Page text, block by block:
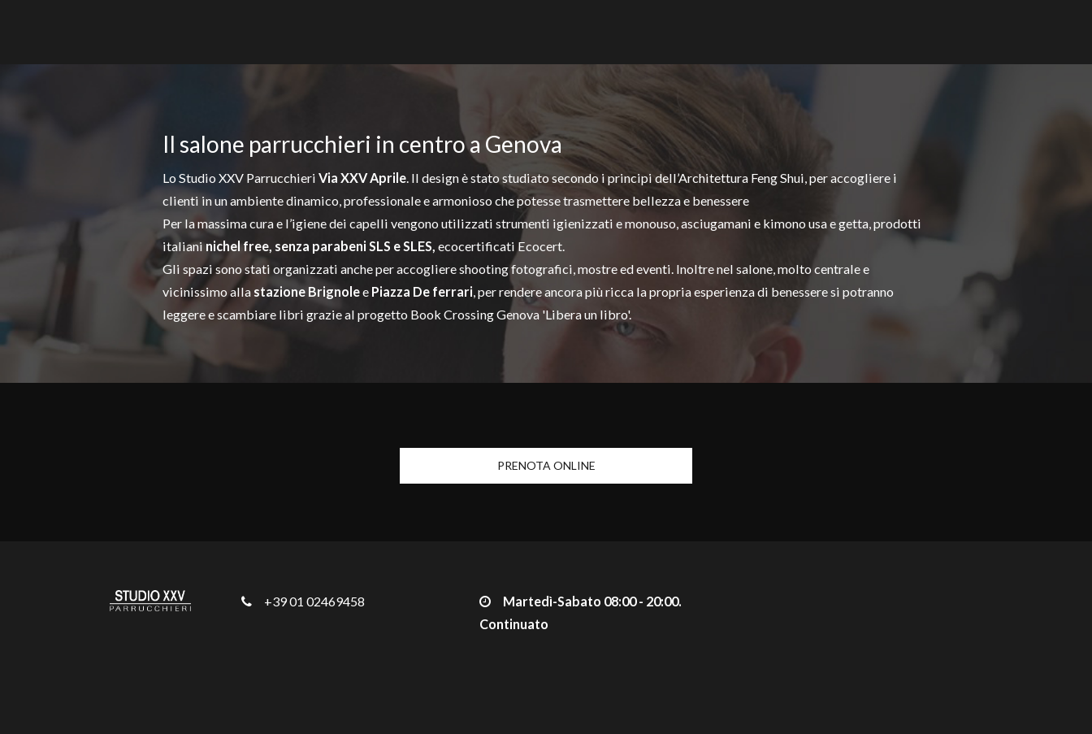
Il salone parrucchieri in centro a Genova
Lo Studio XXV Parrucchieri Via XXV Aprile. Il design è stato studiato secondo i principi dell’Architettura Feng Shui, per accogliere i
clienti in un ambiente dinamico, professionale e armonioso che potesse trasmettere bellezza e benessere
Per la massima cura e l’igiene dei capelli vengono utilizzati strumenti igienizzati e monouso, asciugamani e kimono usa e getta, prodotti
italianinichel free, senza parabeni SLS e SLES, ecocertificati Ecocert.
Gli spazi sono stati organizzati anche per accogliereshooting fotografici, mostre ed eventi. Inoltre nel salone, molto centrale e
vicinissimo alla stazione Brignolee Piazza De ferrari, per rendere ancora più ricca la propria esperienza di benessere si potranno
leggere e scambiare libri grazie al progetto Book Crossing Genova 'Libera un libro'.
PRENOTA ONLINE
+39 01 02469458 Martedì-Sabato 08:00 - 20:00.
Continuato